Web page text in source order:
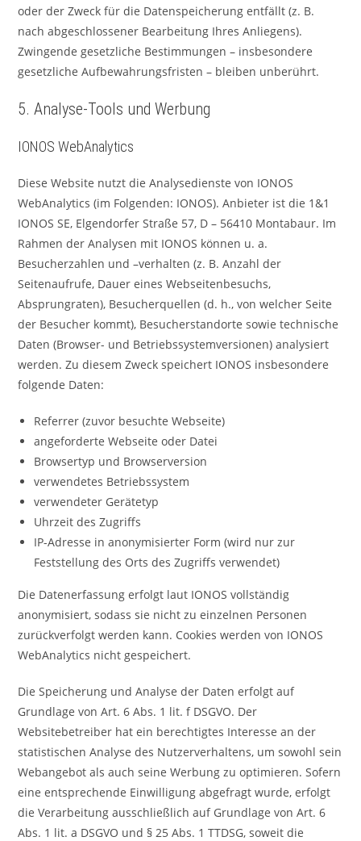
oder der Zweck für die Datenspeicherung entfällt (z. B.
nach abgeschlossener Bearbeitung Ihres Anliegens).
Zwingende gesetzliche Bestimmungen – insbesondere
gesetzliche Aufbewahrungsfristen – bleiben unberührt.
5. Analyse-Tools und Werbung
IONOS WebAnalytics
Diese Website nutzt die Analysedienste von IONOS
WebAnalytics (im Folgenden: IONOS). Anbieter ist die 1&1
IONOS SE, Elgendorfer Straße 57, D – 56410 Montabaur. Im
Rahmen der Analysen mit IONOS können u. a.
Besucherzahlen und –verhalten (z. B. Anzahl der
Seitenaufrufe, Dauer eines Webseitenbesuchs,
Absprungraten), Besucherquellen (d. h., von welcher Seite
der Besucher kommt), Besucherstandorte sowie technische
Daten (Browser- und Betriebssystemversionen) analysiert
werden. Zu diesem Zweck speichert IONOS insbesondere
folgende Daten:
Referrer (zuvor besuchte Webseite)
angeforderte Webseite oder Datei
Browsertyp und Browserversion
verwendetes Betriebssystem
verwendeter Gerätetyp
Uhrzeit des Zugriffs
IP-Adresse in anonymisierter Form (wird nur zur
Feststellung des Orts des Zugriffs verwendet)
Die Datenerfassung erfolgt laut IONOS vollständig
anonymisiert, sodass sie nicht zu einzelnen Personen
zurückverfolgt werden kann. Cookies werden von IONOS
WebAnalytics nicht gespeichert.
Die Speicherung und Analyse der Daten erfolgt auf
Grundlage von Art. 6 Abs. 1 lit. f DSGVO. Der
Websitebetreiber hat ein berechtigtes Interesse an der
statistischen Analyse des Nutzerverhaltens, um sowohl sein
Webangebot als auch seine Werbung zu optimieren. Sofern
eine entsprechende Einwilligung abgefragt wurde, erfolgt
die Verarbeitung ausschließlich auf Grundlage von Art. 6
Abs. 1 lit. a DSGVO und § 25 Abs. 1 TTDSG, soweit die